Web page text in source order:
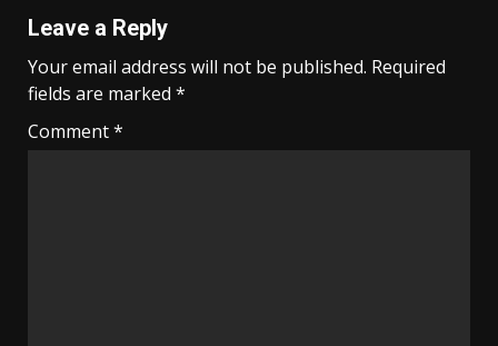
Leave a Reply
Your email address will not be published. Required
fields are marked *
Comment*